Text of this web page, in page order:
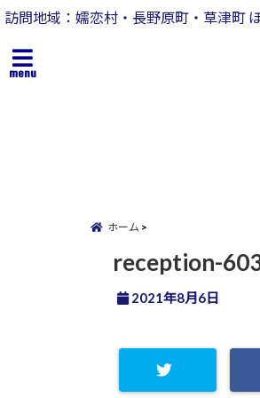
訪問地域：嬬恋村・長野原町・草津町
menu
ホーム
reception-
2021年8月6日